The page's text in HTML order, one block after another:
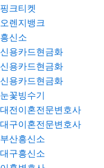
핑크티켓
오렌지뱅크
흥신소
신용카드현금화
신용카드현금화
신용카드현금화
눈꽃빙수기
대전이혼전문변호사
대구이혼전문변호사
부산흥신소
대구흥신소